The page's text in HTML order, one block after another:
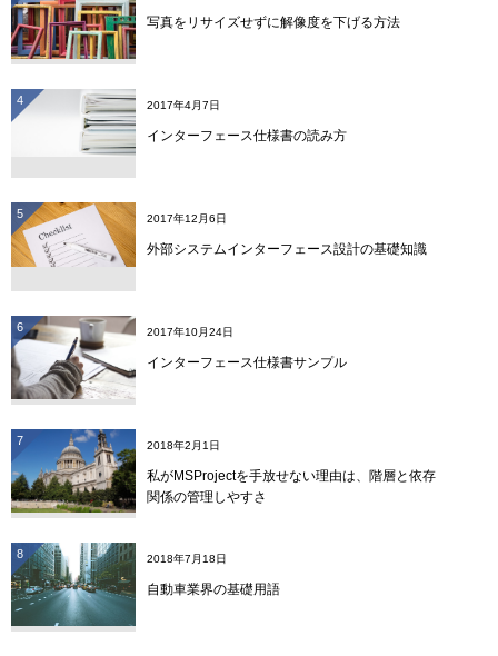
写真をリサイズせずに解像度を下げる方法
4 2017年4月7日
インターフェース仕様書の読み方
5 2017年12月6日
外部システムインターフェース設計の基礎知識
6 2017年10月24日
インターフェース仕様書サンプル
7 2018年2月1日
私がMSProjectを手放せない理由は、階層と依存
関係の管理しやすさ
8 2018年7月18日
自動車業界の基礎用語